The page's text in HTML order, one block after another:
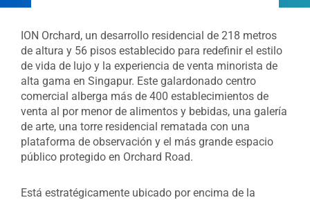
ION Orchard, un desarrollo residencial de 218 metros
de altura y 56 pisos establecido para redefinir el estilo
de vida de lujo y la experiencia de venta minorista de
alta gama en Singapur. Este galardonado centro
comercial alberga más de 400 establecimientos de
venta al por menor de alimentos y bebidas, una galería
de arte, una torre residencial rematada con una
plataforma de observación y el más grande espacio
público protegido en Orchard Road.
Está estratégicamente ubicado por encima de la